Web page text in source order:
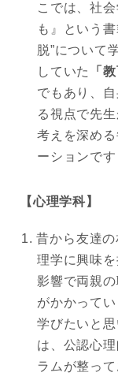
こでは、社
も』という
脱”について
していた
「
でもあり、
る視点で先
考えを深め
ーションです
【心理学科】
昔から友達
理学に興味
影響で両親
がかかって
学びたいと
は、公認心
ラムが整っ